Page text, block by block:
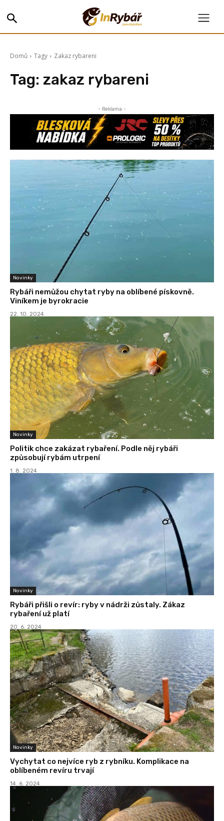
Domů Tagy Zakaz rybareni
Tag: zakaz rybareni
- Reklama -
Novinky
Rybáři nemůžou chytat ryby na oblíbené pískovně.
Viníkem je byrokracie
22. 10. 2024
Novinky
Politik chce zakázat rybaření. Podle něj rybáři
způsobují rybám utrpení
1. 8. 2024
Novinky
Rybáři přišli o revír: ryby v nádrži zůstaly. Zákaz
rybaření už platí
20. 6. 2024
Novinky
Vychytat co nejvíce ryb z rybníku. Komplikace na
oblíbeném revíru trvají
14. 6. 2024